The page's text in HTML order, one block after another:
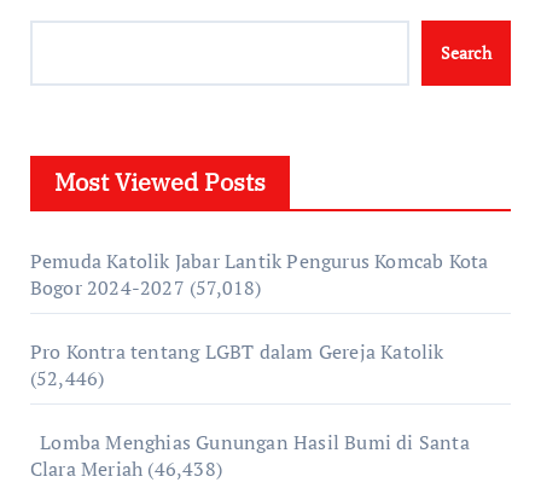
Search
Most Viewed Posts
Pemuda Katolik Jabar Lantik Pengurus Komcab Kota
Bogor 2024-2027 (57,018)
Pro Kontra tentang LGBT dalam Gereja Katolik
(52,446)
Lomba Menghias Gunungan Hasil Bumi di Santa
Clara Meriah (46,438)